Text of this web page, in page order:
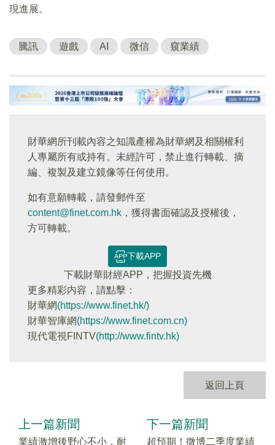
現進展。
騰訊 遊戲 AI 微信 窺業績
財華網所刊載內容之知識產權為財華網及相關權利
人專屬所有或持有。未經許可，禁止進行轉載、摘
編、複製及建立鏡像等任何使用。
如有意願轉載，請發郵件至
content@finet.com.hk ，獲得書面確認及授權後，
方可轉載。
下載APP
下載財華財經APP，把握投資先機
更多精彩内容，請點擊：
財華網(https://www.finet.hk/)
財華智庫網(https://www.finet.com.cn)
現代電視FINTV(http://www.fintv.hk)
返回上頁
上一篇新聞
業績激增後野心不小，耐
下一篇新聞
超預期！微博二季度業績